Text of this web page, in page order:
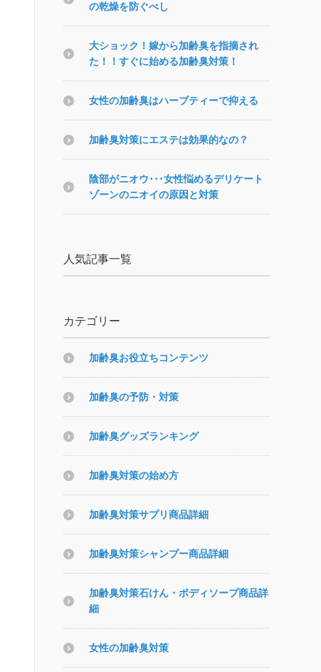
の乾燥を防ぐべし
大ショック！嫁から加齢臭を指摘され
た！！すぐに始める加齢臭対策！
女性の加齢臭はハーブティーで抑える
加齢臭対策にエステは効果的なの？
陰部がニオウ･･･女性悩めるデリケート
ゾーンのニオイの原因と対策
人気記事一覧
カテゴリー
加齢臭お役立ちコンテンツ
加齢臭の予防・対策
加齢臭グッズランキング
加齢臭対策の始め方
加齢臭対策サプリ商品詳細
加齢臭対策シャンプー商品詳細
加齢臭対策石けん・ボディソープ商品詳
細
女性の加齢臭対策